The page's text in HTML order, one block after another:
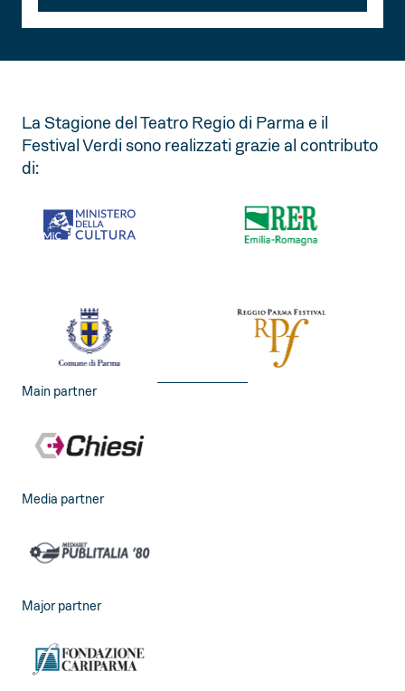
La Stagione del Teatro Regio di Parma e il
Festival Verdi sono realizzati grazie al contributo
di:
Main partner
Media partner
Major partner